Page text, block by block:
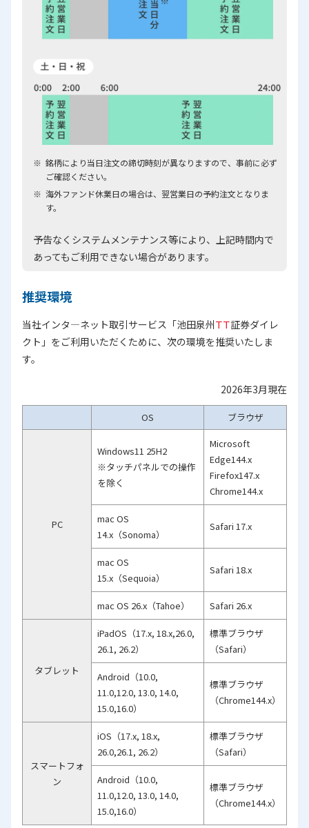
銘柄により当日注文の締切時刻が異なりますので、事前に必ず
ご確認ください。
海外ファンド休業日の場合は、翌営業日の予約注文となりま
す。
予告なくシステムメンテナンス等により、上記時間内で
あってもご利用できない場合があります。
推奨環境
当社インタ―ネット取引サービス「池田泉州ＴＴ証券ダイレ
クト」をご利用いただくために、次の環境を推奨いたしま
す。
2026年3月現在
OS ブラウザ
PC
Windows11 25H2
※タッチパネルでの操作
を除く
Microsoft
Edge144.x
Firefox147.x
Chrome144.x
mac OS
14.x（Sonoma）
Safari 17.x
mac OS
15.x（Sequoia）
Safari 18.x
mac OS 26.x（Tahoe） Safari 26.x
タブレット
iPadOS（17.x, 18.x,26.0,
26.1, 26.2）
標準ブラウザ
（Safari）
Android（10.0,
11.0,12.0, 13.0, 14.0,
15.0,16.0）
標準ブラウザ
（Chrome144.x）
スマートフォ
ン
iOS（17.x, 18.x,
26.0,26.1, 26.2）
標準ブラウザ
（Safari）
Android（10.0,
11.0,12.0, 13.0, 14.0,
15.0,16.0）
標準ブラウザ
（Chrome144.x）